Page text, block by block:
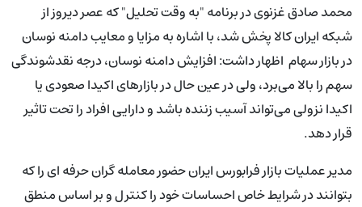
محمد صادق غزنوی در برنامه "به وقت تحلیل" که عصر دیروز از
شبکه ایران کالا پخش شد، با اشاره به مزایا و معایب دامنه نوسان
در بازار سهام اظهار داشت: افزایش دامنه نوسان، درجه نقدشوندگی
سهم را بالا می‌برد، ولی در عین حال در بازارهای اکیدا صعودی یا
اکیدا نزولی می‌تواند آسیب زننده باشد و دارایی افراد را تحت تاثیر
قرار دهد.
مدیر عملیات بازار فرابورس ایران حضور معامله گران حرفه ای را که
بتوانند در شرایط خاص احساسات خود را کنترل و بر اساس منطق